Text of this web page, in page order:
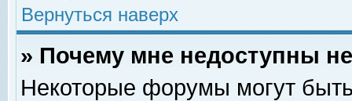
Вернуться наверх
» Почему мне недоступны
Некоторые форумы могут